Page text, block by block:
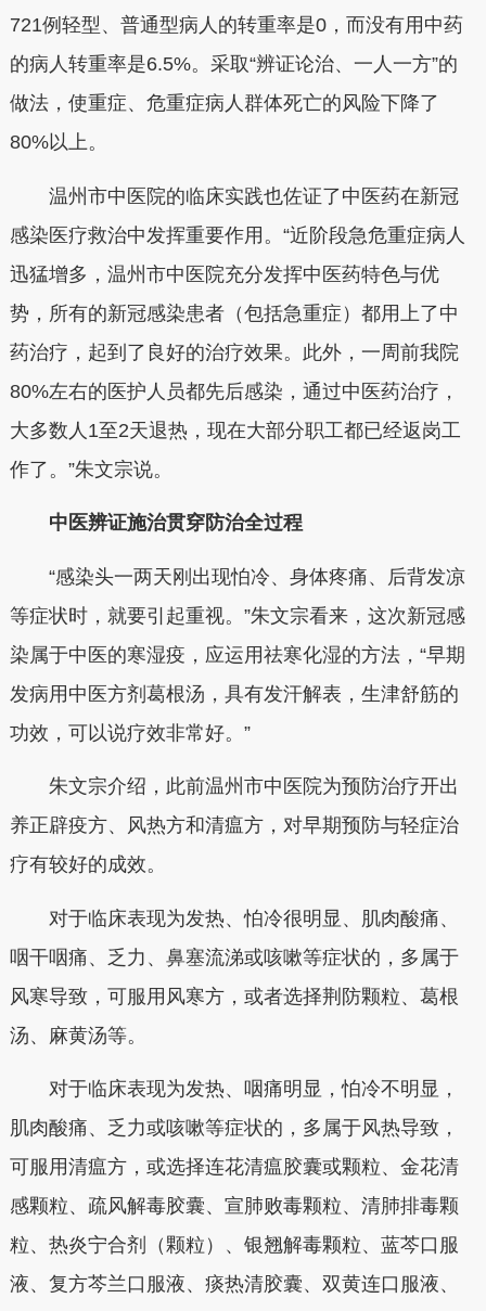
721例轻型、普通型病人的转重率是0，而没有用中药
的病人转重率是6.5%。采取“辨证论治、一人一方”的
做法，使重症、危重症病人群体死亡的风险下降了
80%以上。
温州市中医院的临床实践也佐证了中医药在新冠
感染医疗救治中发挥重要作用。“近阶段急危重症病人
迅猛增多，温州市中医院充分发挥中医药特色与优
势，所有的新冠感染患者（包括急重症）都用上了中
药治疗，起到了良好的治疗效果。此外，一周前我院
80%左右的医护人员都先后感染，通过中医药治疗，
大多数人1至2天退热，现在大部分职工都已经返岗工
作了。”朱文宗说。
中医辨证施治贯穿防治全过程
“感染头一两天刚出现怕冷、身体疼痛、后背发凉
等症状时，就要引起重视。”朱文宗看来，这次新冠感
染属于中医的寒湿疫，应运用祛寒化湿的方法，“早期
发病用中医方剂葛根汤，具有发汗解表，生津舒筋的
功效，可以说疗效非常好。”
朱文宗介绍，此前温州市中医院为预防治疗开出
养正辟疫方、风热方和清瘟方，对早期预防与轻症治
疗有较好的成效。
对于临床表现为发热、怕冷很明显、肌肉酸痛、
咽干咽痛、乏力、鼻塞流涕或咳嗽等症状的，多属于
风寒导致，可服用风寒方，或者选择荆防颗粒、葛根
汤、麻黄汤等。
对于临床表现为发热、咽痛明显，怕冷不明显，
肌肉酸痛、乏力或咳嗽等症状的，多属于风热导致，
可服用清瘟方，或选择连花清瘟胶囊或颗粒、金花清
感颗粒、疏风解毒胶囊、宣肺败毒颗粒、清肺排毒颗
粒、热炎宁合剂（颗粒）、银翘解毒颗粒、蓝芩口服
液、复方芩兰口服液、痰热清胶囊、双黄连口服液、